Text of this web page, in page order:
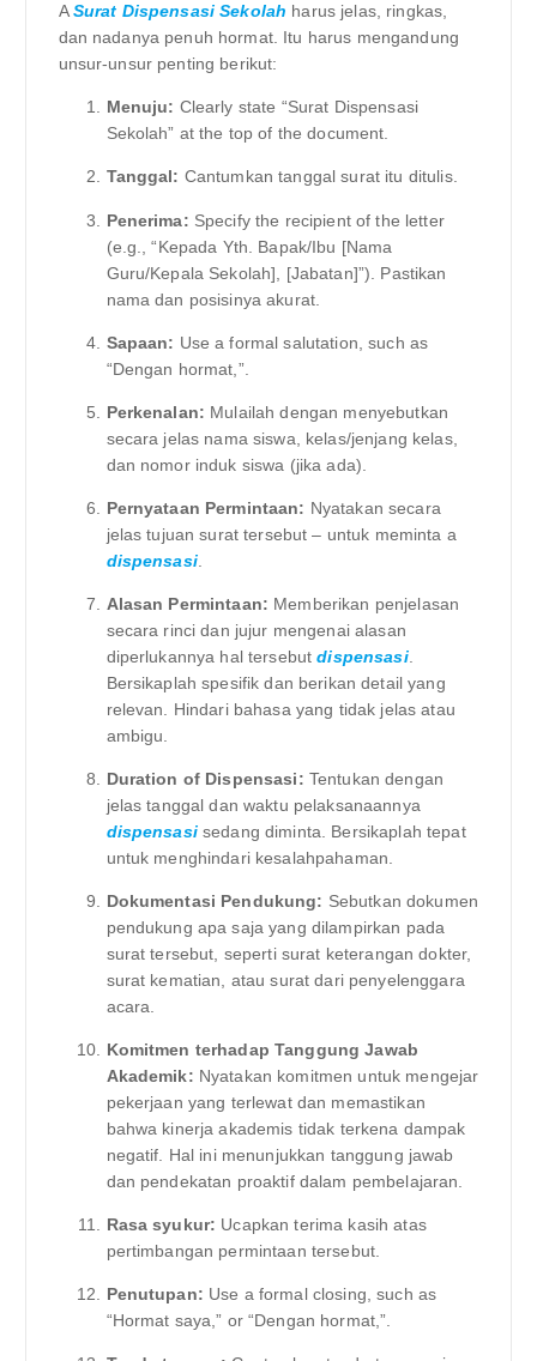
ASurat Dispensasi Sekolah harus jelas, ringkas,
dan nadanya penuh hormat. Itu harus mengandung
unsur-unsur penting berikut:
Menuju: Clearly state “Surat Dispensasi
Sekolah” at the top of the document.
Tanggal: Cantumkan tanggal surat itu ditulis.
Penerima: Specify the recipient of the letter
(e.g., “Kepada Yth. Bapak/Ibu [Nama
Guru/Kepala Sekolah], [Jabatan]”). Pastikan
nama dan posisinya akurat.
Sapaan: Use a formal salutation, such as
“Dengan hormat,”.
Perkenalan: Mulailah dengan menyebutkan
secara jelas nama siswa, kelas/jenjang kelas,
dan nomor induk siswa (jika ada).
Pernyataan Permintaan: Nyatakan secara
jelas tujuan surat tersebut – untuk meminta a
dispensasi.
Alasan Permintaan: Memberikan penjelasan
secara rinci dan jujur ​​mengenai alasan
diperlukannya hal tersebutdispensasi.
Bersikaplah spesifik dan berikan detail yang
relevan. Hindari bahasa yang tidak jelas atau
ambigu.
Duration of Dispensasi: Tentukan dengan
jelas tanggal dan waktu pelaksanaannya
dispensasisedang diminta. Bersikaplah tepat
untuk menghindari kesalahpahaman.
Dokumentasi Pendukung: Sebutkan dokumen
pendukung apa saja yang dilampirkan pada
surat tersebut, seperti surat keterangan dokter,
surat kematian, atau surat dari penyelenggara
acara.
Komitmen terhadap Tanggung Jawab
Akademik: Nyatakan komitmen untuk mengejar
pekerjaan yang terlewat dan memastikan
bahwa kinerja akademis tidak terkena dampak
negatif. Hal ini menunjukkan tanggung jawab
dan pendekatan proaktif dalam pembelajaran.
Rasa syukur: Ucapkan terima kasih atas
pertimbangan permintaan tersebut.
Penutupan: Use a formal closing, such as
“Hormat saya,” or “Dengan hormat,”.